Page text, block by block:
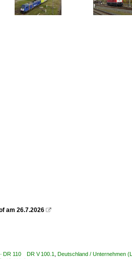
am 26.7.2026 
DR 110 DR V 100.1
Deutschland / Unternehmen